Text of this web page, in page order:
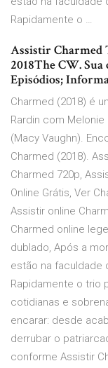
Rapidamente o …
Assistir Charmed
2018The CW. Sua
Episódios;
Charmed (2018) é
Rardin com
(Macy Vaughn).
Charmed (2018).
Charmed 720p,
Online Grátis, Ver
Assistir online
Charmed online
dublado, Após a
estão na faculdade
Rapidamente o trio
cotidianas e
encarar: desde
derrubar o
conforme Assistir